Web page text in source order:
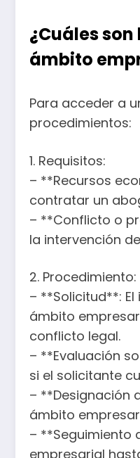
¿Cuáles
ámbito
Para acceder a
procedimientos:
1. Requisitos:
– **Recursos
contratar un
– **Conflicto o
la intervención
2. Procedimiento:
– **Solicitud**:
ámbito
conflicto legal.
– **Evaluación
si el solicitante
– **Designación
ámbito
– **Seguimiento
empresarial